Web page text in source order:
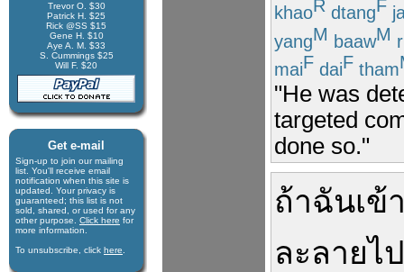
Trevor O. $30
Patrick H. $25
Rick @SS $15
Gene H. $10
Aye A. M. $33
S. Cummings $25
Will F. $20
Get e-mail
Sign-up to join our mail­ing
list. You'll receive e­mail
notification when this site is
updated. Your privacy is
guaran­teed; this list is not
sold, shared, or used for any
other purpose. Click here for
more infor­mation.
To unsubscribe, click here
khaoR dtangF
yangM baawM
maiF daiF tham
"He was
targeted
done so."
ถ้าฉันเข้
ละลายไป